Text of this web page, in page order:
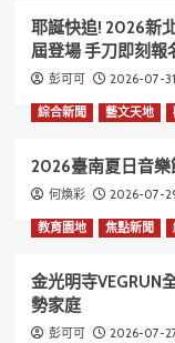
耶誕快追! 2026新
屆登場 手刀即刻報
彭可可 2026-07-31
綜合新聞 藝文天地
2026臺南夏日音
何煥彩 2026-07-
教育園地 焦點新聞
金光明寺
勢家庭
彭可可 2026-07-